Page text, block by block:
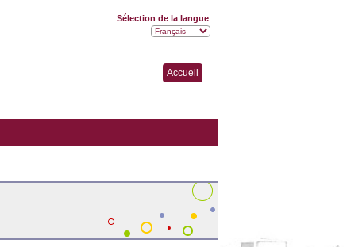
Accueil
Sélection de la langue